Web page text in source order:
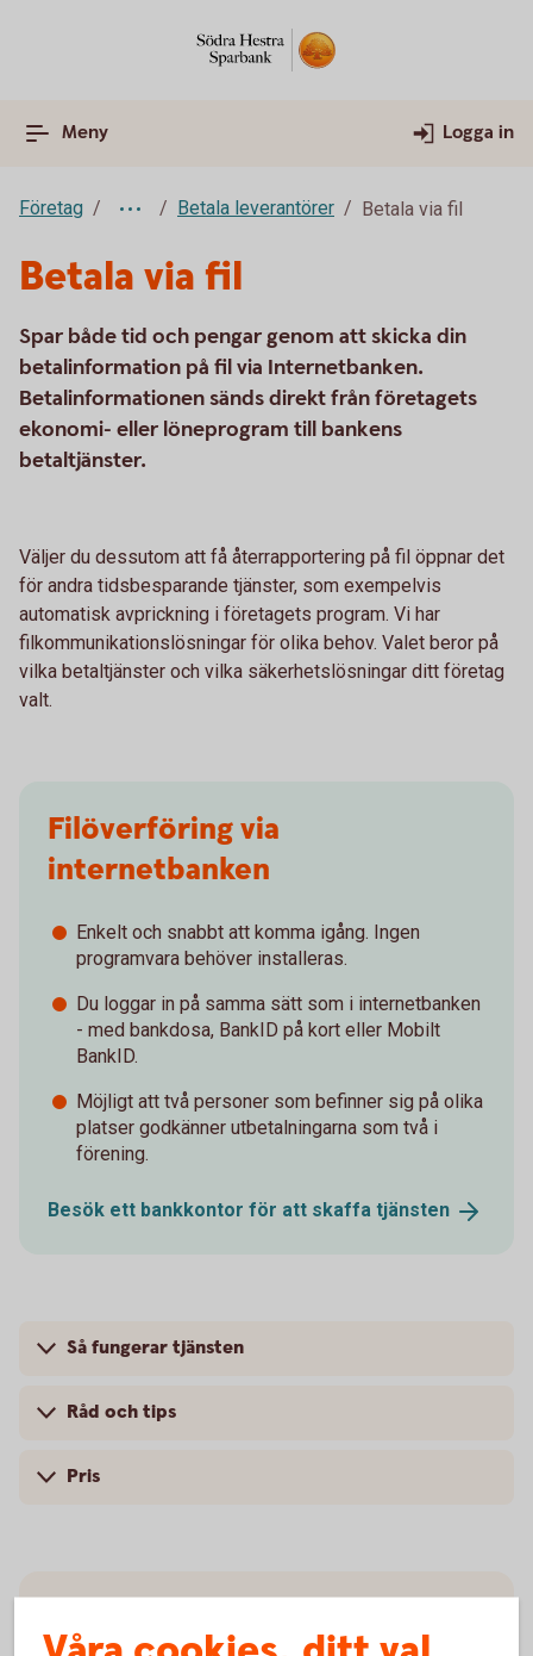
Meny Logga in
Företag Betala leverantörer Betala via fil
Betala via fil
Spar både tid och pengar genom att skicka din
betalinformation på fil via Internetbanken.
Betalinformationen sänds direkt från företagets
ekonomi- eller löneprogram till bankens
betaltjänster.
Väljer du dessutom att få återrapportering på fil öppnar det
för andra tidsbesparande tjänster, som exempelvis
automatisk avprickning i företagets program. Vi har
filkommunikationslösningar för olika behov. Valet beror på
vilka betaltjänster och vilka säkerhetslösningar ditt företag
valt.
Filöverföring via
internetbanken
Enkelt och snabbt att komma igång. Ingen
programvara behöver installeras.
Du loggar in på samma sätt som i internetbanken
- med bankdosa, BankID på kort eller Mobilt
BankID.
Möjligt att två personer som befinner sig på olika
platser godkänner utbetalningarna som två i
förening.
Besök ett bankkontor för att skaffa tjänsten
Så fungerar tjänsten
Råd och tips
Pris